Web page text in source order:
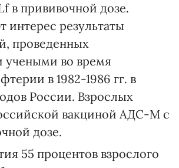
в прививочной дозе.
интерес результаты
проведенных
учеными во время
в 1982-1986 гг. в
России. Взрослых
вакциной АДС-М с
дозе.
55 процентов взрослого